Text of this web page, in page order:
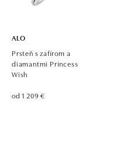
ALO
Prsteň s zafírom a
diamantmi Princess
Wish
od 1 209 €